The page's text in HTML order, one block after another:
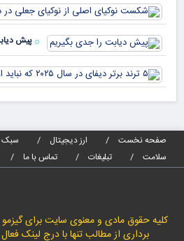
پیش
صفحه نخست
ارز دیجیتال سبک
سلامت
تبلیغات تماس با ما
کلیه حقوق مادی و معنوی سایت برای
برداری از مطالب تنها با درج لینک